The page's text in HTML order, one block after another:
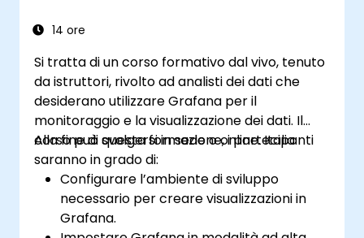
14 ore
Si tratta di un corso formativo dal vivo, tenuto
da istruttori, rivolto ad analisti dei dati che
desiderano utilizzare Grafana per il
monitoraggio e la visualizzazione dei dati. Il
corso può svolgersi in sede o online. Italia
Alla fine di questa formazione, i partecipanti
saranno in grado di:
Configurare l’ambiente di sviluppo
necessario per creare visualizzazioni in
Grafana.